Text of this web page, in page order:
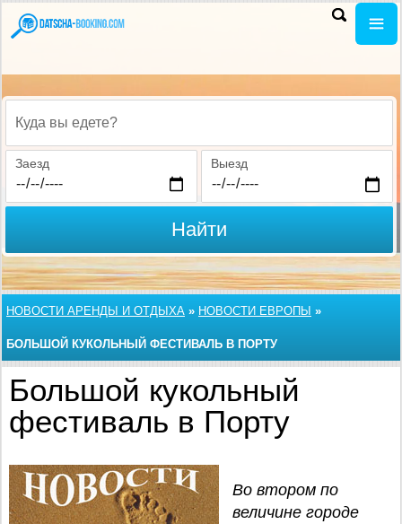
Куда вы едете?
Заезд Выезд
Найти
НОВОСТИ АРЕНДЫ И ОТДЫХА » НОВОСТИ ЕВРОПЫ »
БОЛЬШОЙ КУКОЛЬНЫЙ ФЕСТИВАЛЬ В ПОРТУ
Большой кукольный
фестиваль в Порту
Во втором по
величине городе